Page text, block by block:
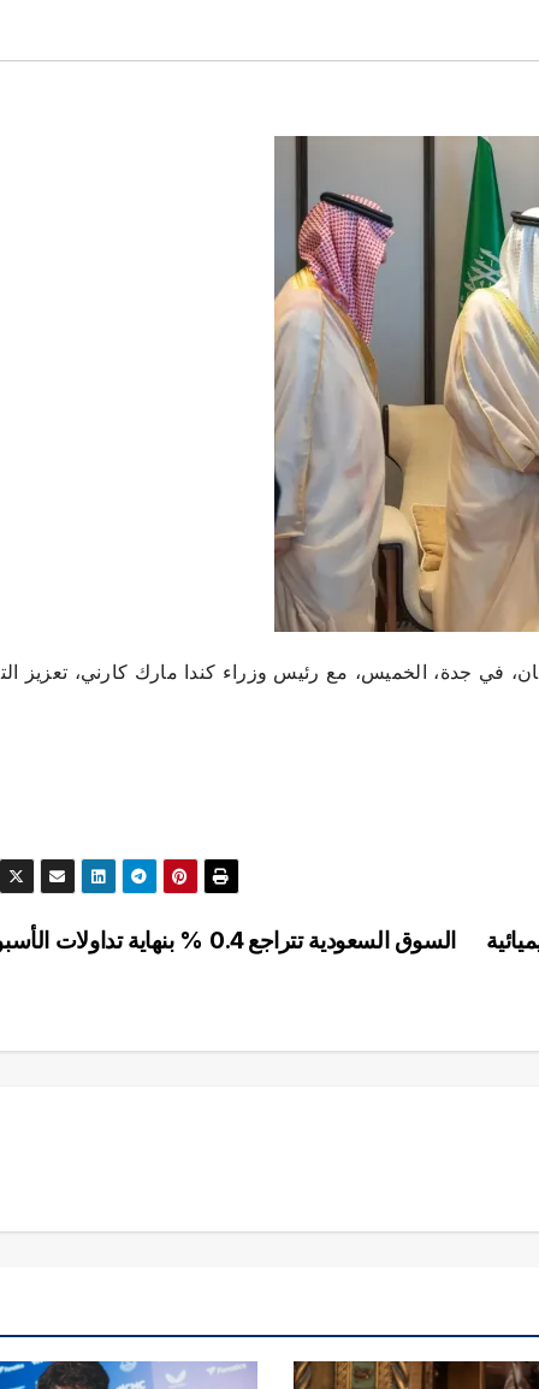
في جدة، الخميس، مع رئيس وزراء كندا مارك كارني، تعزيز
السوق السعودية تتراجع 0.4 % بنهاية تداولات الأسبوع